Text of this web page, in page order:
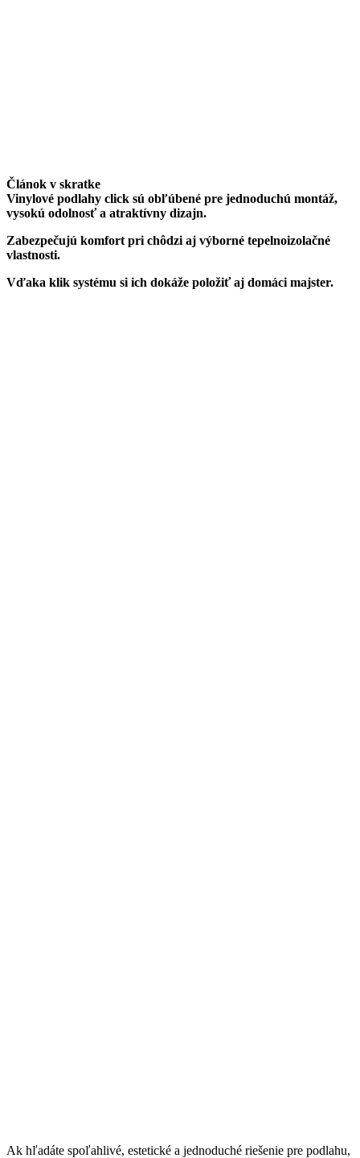
Článok v skratke
Vinylové podlahy click sú obľúbené pre jednoduchú montáž,
vysokú odolnosť a atraktívny dizajn.
Zabezpečujú komfort pri chôdzi aj výborné tepelnoizolačné
vlastnosti.
Vďaka klik systému si ich dokáže položiť aj domáci majster.
Ak hľadáte spoľahlivé, estetické a jednoduché riešenie pre podlahu,